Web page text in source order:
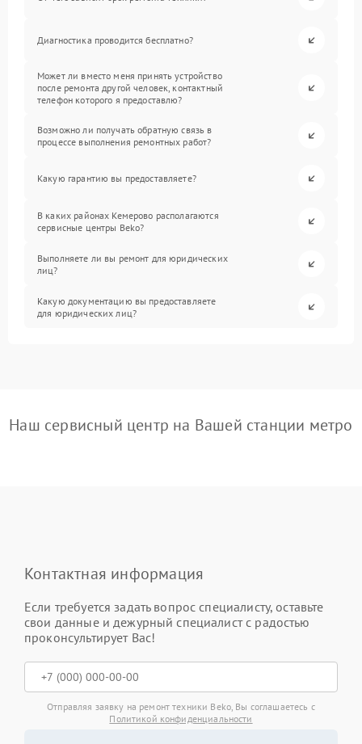
Диагностика проводится бесплатно?
Может ли вместо меня принять устройство
после ремонта другой человек, контактный
телефон которого я предоставлю?
Возможно ли получать обратную связь в
процессе выполнения ремонтных работ?
Какую гарантию вы предоставляете?
В каких районах Кемерово располагаются
сервисные центры Beko?
Выполняете ли вы ремонт для юридических
лиц?
Какую документацию вы предоставляете
для юридических лиц?
Наш сервисный центр на Вашей станции метро
Контактная информация
Если требуется задать вопрос специалисту, оставьте
свои данные и дежурный специалист с радостью
проконсультирует Вас!
Отправляя заявку на ремонт техники Beko, Вы соглашаетесь с
Политикой конфиденциальности